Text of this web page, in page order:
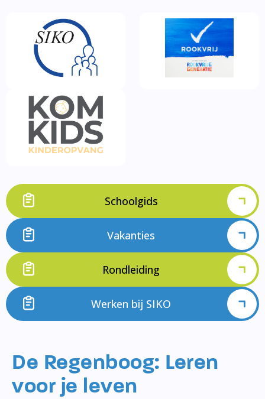
Schoolgids
Vakanties
Rondleiding
Werken bij SIKO
De Regenboog: Leren
voor je leven